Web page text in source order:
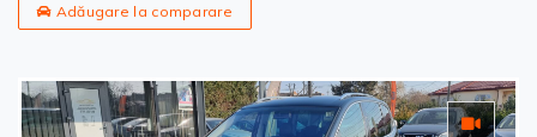
Adăugare la comparare